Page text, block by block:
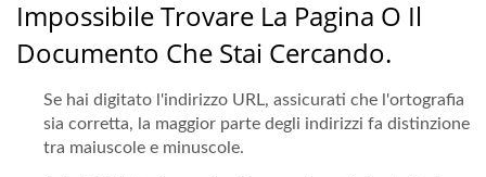
Impossibile Trovare La Pagina O Il
Documento Che Stai Cercando.
Se hai digitato l'indirizzo URL, assicurati che l'ortografia
sia corretta, la maggior parte degli indirizzi fa distinzione
tra maiuscole e minuscole.